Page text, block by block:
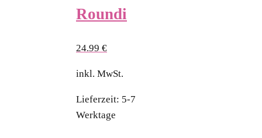
Roundi
24.99 €
inkl. MwSt.
Lieferzeit: 5-7
Werktage